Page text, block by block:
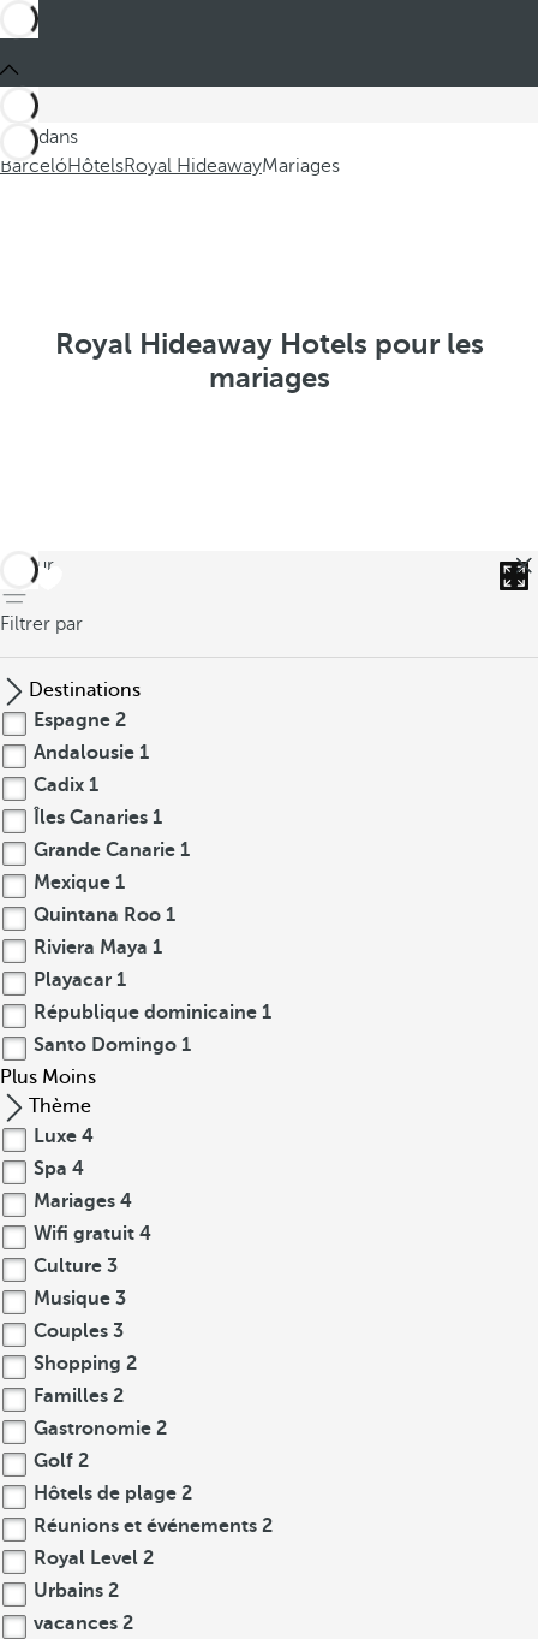
Ces dans
BarcelóHôtelsRoyal HideawayMariages
Royal Hideaway Hotels pour les
mariages
retour
Filtrer par
Destinations
Espagne 2
Andalousie 1
Cadix 1
Îles Canaries 1
Grande Canarie 1
Mexique 1
Quintana Roo 1
Riviera Maya 1
Playacar 1
République dominicaine 1
Santo Domingo 1
Plus Moins
Thème
Luxe 4
Spa 4
Mariages 4
Wifi gratuit 4
Culture 3
Musique 3
Couples 3
Shopping 2
Familles 2
Gastronomie 2
Golf 2
Hôtels de plage 2
Réunions et événements 2
Royal Level 2
Urbains 2
vacances 2